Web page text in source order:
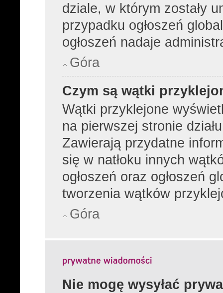
dziale, w którym zostały
przypadku ogłoszeń
ogłoszeń nadaje
Góra
Czym są wątki
Wątki przyklejone
na pierwszej stronie
Zawierają przydatne
się w natłoku innych
ogłoszeń oraz ogłoszeń
tworzenia wątków
Góra
Nie mogę wysyłać